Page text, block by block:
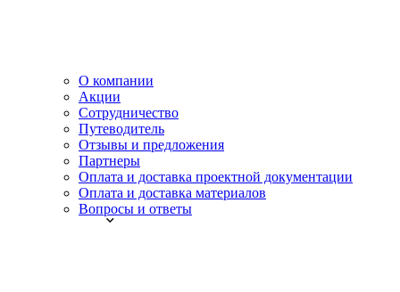
О компании
Акции
Сотрудничество
Путеводитель
Отзывы и предложения
Партнеры
Оплата и доставка проектной документации
Оплата и доставка материалов
Вопросы и ответы